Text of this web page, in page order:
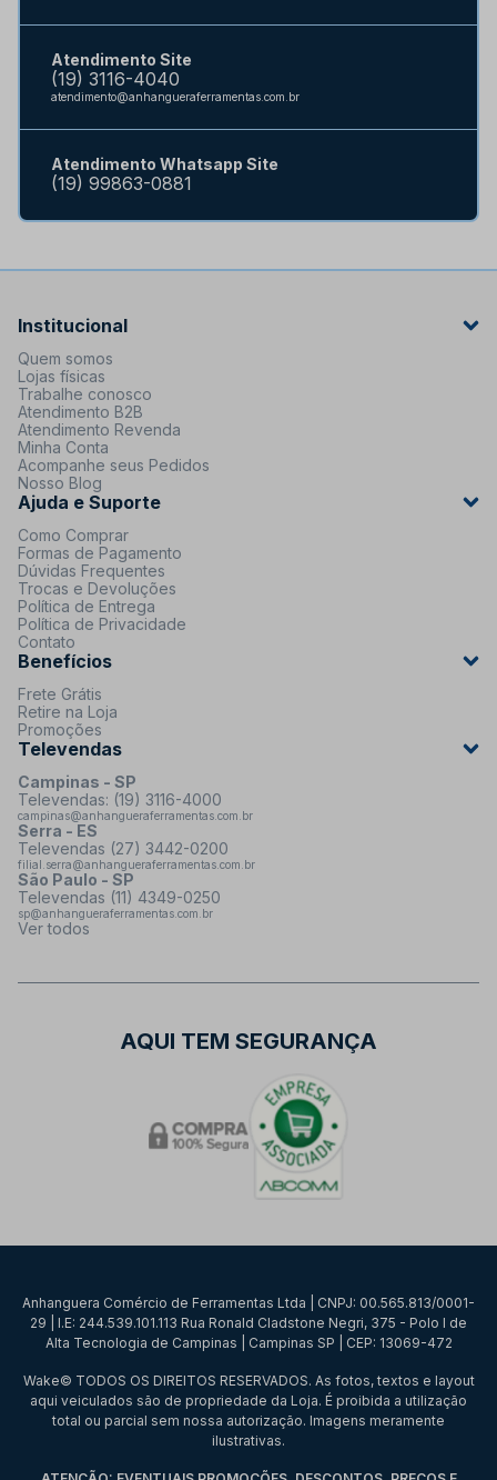
Atendimento Site
(19) 3116-4040
atendimento@anhangueraferramentas.com.br
Atendimento Whatsapp Site
(19) 99863-0881
Institucional
Quem somos
Lojas físicas
Trabalhe conosco
Atendimento B2B
Atendimento Revenda
Minha Conta
Acompanhe seus Pedidos
Nosso Blog
Ajuda e Suporte
Como Comprar
Formas de Pagamento
Dúvidas Frequentes
Trocas e Devoluções
Política de Entrega
Política de Privacidade
Contato
Benefícios
Frete Grátis
Retire na Loja
Promoções
Televendas
Campinas - SP
Televendas: (19) 3116-4000
campinas@anhangueraferramentas.com.br
Serra - ES
Televendas (27) 3442-0200
filial.serra@anhangueraferramentas.com.br
São Paulo - SP
Televendas (11) 4349-0250
sp@anhangueraferramentas.com.br
Ver todos
AQUI TEM SEGURANÇA
Anhanguera Comércio de Ferramentas Ltda | CNPJ: 00.565.813/0001-
29 | I.E: 244.539.101.113 Rua Ronald Cladstone Negri, 375 - Polo I de
Alta Tecnologia de Campinas | Campinas SP | CEP: 13069-472
Wake© TODOS OS DIREITOS RESERVADOS. As fotos, textos e layout
aqui veiculados são de propriedade da Loja. É proibida a utilização
total ou parcial sem nossa autorização. Imagens meramente
ilustrativas.